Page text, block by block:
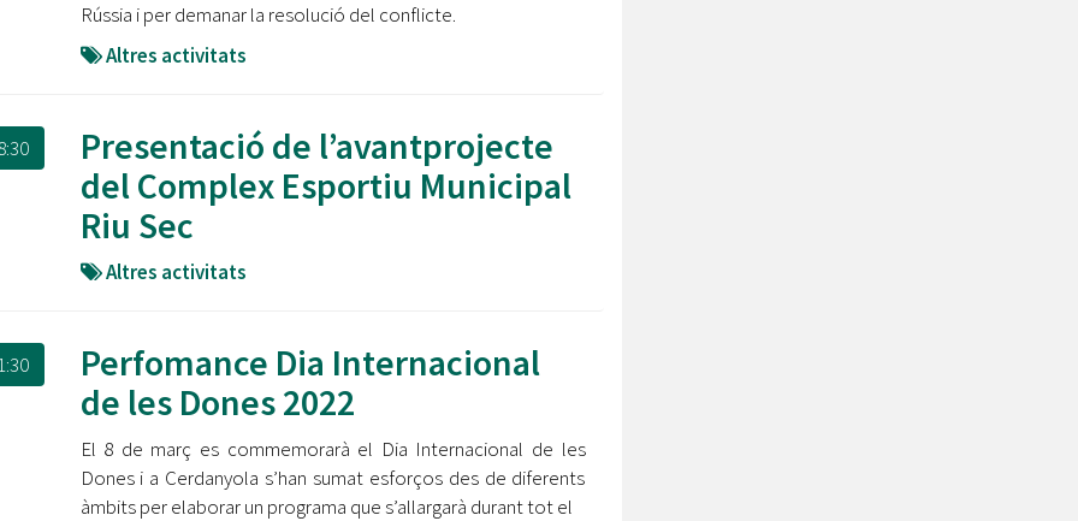
Rússia i per demanar la resolució del conflicte.
Altres activitats
Presentació de l’avantprojecte
del Complex Esportiu Municipal
Riu Sec
Altres activitats
Perfomance Dia Internacional
de les Dones 2022
El 8 de març es commemorarà el Dia Internacional de les
Dones i a Cerdanyola s’han sumat esforços des de diferents
àmbits per elaborar un programa que s’allargarà durant tot el